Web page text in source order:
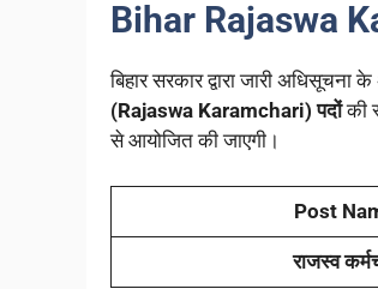
Bihar Rajaswa
बिहार सरकार द्वारा जारी
(Rajaswa Karamchari) पदोंकी
से आयोजित की जाएगी।
Post
राजस्व